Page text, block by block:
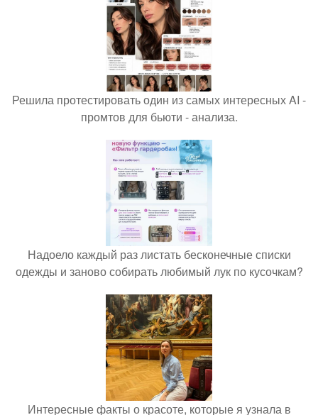
Решила протестировать один из самых интересных AI -
промтов для бьюти - анализа.
Надоело каждый раз листать бесконечные списки
одежды и заново собирать любимый лук по кусочкам?
Интересные факты о красоте, которые я узнала в